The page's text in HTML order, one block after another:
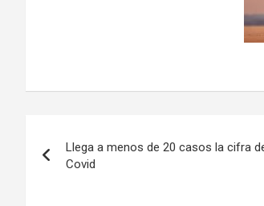
de
Llega a menos de 20 casos la cifra
Covid